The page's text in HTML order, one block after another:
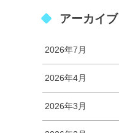
アーカイブ
2026年7月
2026年4月
2026年3月